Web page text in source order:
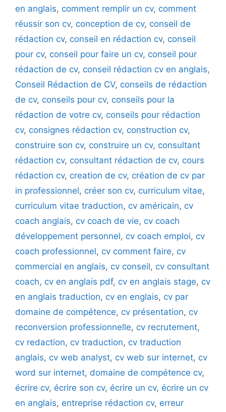
en anglais, comment remplir un cv, comment
réussir son cv, conception de cv, conseil de
rédaction cv, conseil en rédaction cv, conseil
pour cv, conseil pour faire un cv, conseil pour
rédaction de cv, conseil rédaction cv en anglais,
Conseil Rédaction de CV, conseils de rédaction
de cv, conseils pour cv, conseils pour la
rédaction de votre cv, conseils pour rédaction
cv, consignes rédaction cv, construction cv,
construire son cv, construire un cv, consultant
rédaction cv, consultant rédaction de cv, cours
rédaction cv, creation de cv, création de cv par
in professionnel, créer son cv, curriculum vitae,
curriculum vitae traduction, cv américain, cv
coach anglais, cv coach de vie, cv coach
développement personnel, cv coach emploi, cv
coach professionnel, cv comment faire, cv
commercial en anglais, cv conseil, cv consultant
coach, cv en anglais pdf, cv en anglais stage, cv
en anglais traduction, cv en englais, cv par
domaine de compétence, cv présentation, cv
reconversion professionnelle, cv recrutement,
cv redaction, cv traduction, cv traduction
anglais, cv web analyst, cv web sur internet, cv
word sur internet, domaine de compétence cv,
écrire cv, écrire son cv, écrire un cv, écrire un cv
en anglais, entreprise rédaction cv, erreur